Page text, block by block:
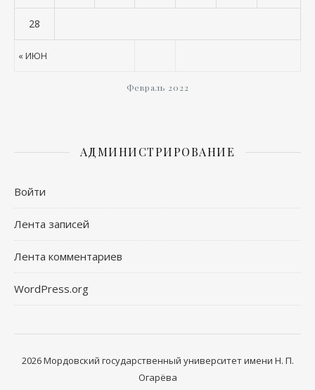
Февраль 2022
« ИЮН
28
АДМИНИСТРИРОВАНИЕ
Войти
Лента записей
Лента комментариев
WordPress.org
2026 Мордовский государственный университет имени Н. П.
Огарёва